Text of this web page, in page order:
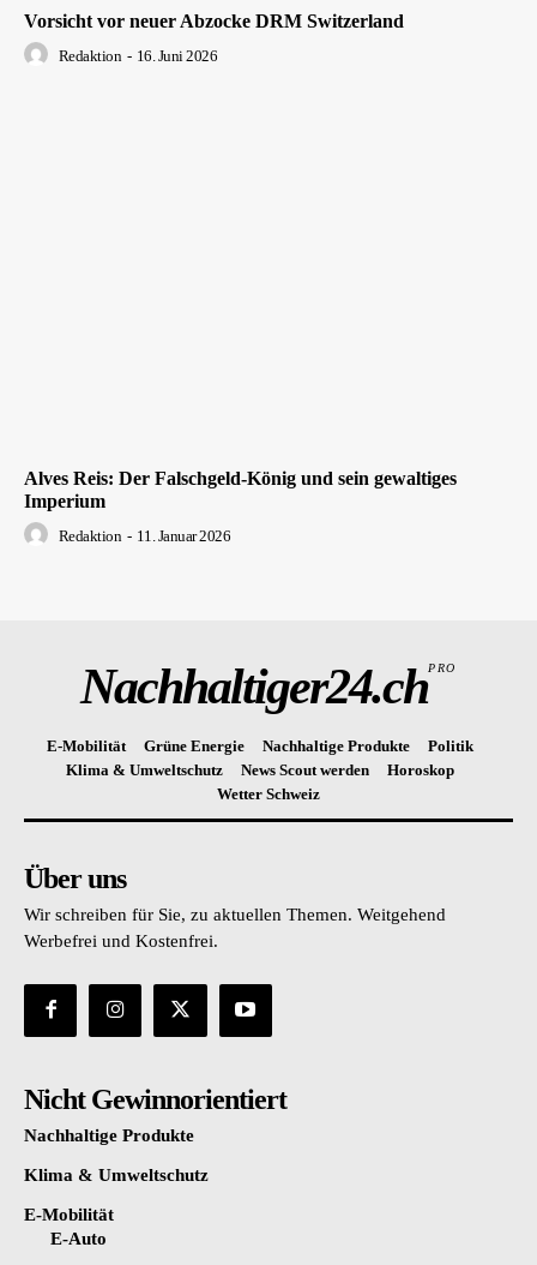
Vorsicht vor neuer Abzocke DRM Switzerland
Redaktion - 16. Juni 2026
Alves Reis: Der Falschgeld-König und sein gewaltiges
Imperium
Redaktion - 11. Januar 2026
Nachhaltiger24.chPRO
E-Mobilität Grüne Energie Nachhaltige Produkte
Politik
Klima & Umweltschutz
News Scout werden
Horoskop
Wetter Schweiz
Über uns
Wir schreiben für Sie, zu aktuellen Themen. Weitgehend
Werbefrei und Kostenfrei.
Nicht Gewinnorientiert
Nachhaltige Produkte
Klima & Umweltschutz
E-Mobilität
E-Auto